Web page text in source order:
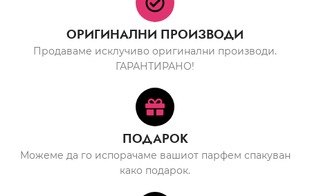
ОРИГИНАЛНИ ПРОИЗВОДИ
Продаваме исклучиво оригинални производи.
ГАРАНТИРАНО!
ПОДАРОК
Можеме да го испорачаме вашиот парфем спакуван
како подарок.